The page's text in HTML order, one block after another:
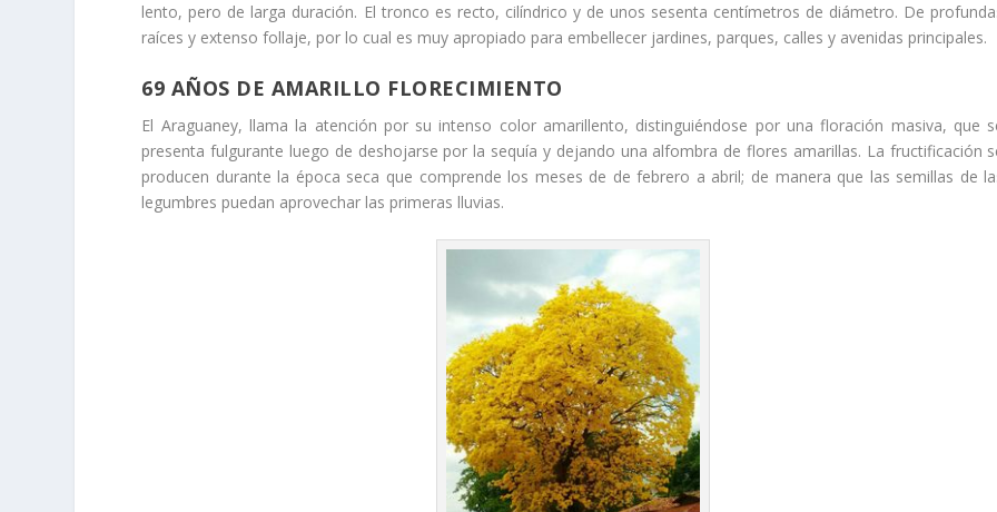
lento, pero de larga duración. El tronco es recto, cilíndrico y de unos sesenta centímetros de diámetro. De
raíces y extenso follaje, por lo cual es muy apropiado para embellecer jardines, parques, calles y avenidas principales.
69 AÑOS DE AMARILLO FLORECIMIENTO
El Araguaney, llama la atención por su intenso color amarillento, distinguiéndose por una floración masiva, que
presenta fulgurante luego de deshojarse por la sequía y dejando una alfombra de flores amarillas. La fructificación
producen durante la época seca que comprende los meses de de febrero a abril; de manera que las semillas de
legumbres puedan aprovechar las primeras lluvias.